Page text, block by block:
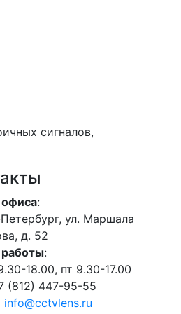
сигналов,
:
ул. Маршала
д. 52
:
18.00, пт 9.30-17.00
(812) 447-95-55
info@cctvlens.ru